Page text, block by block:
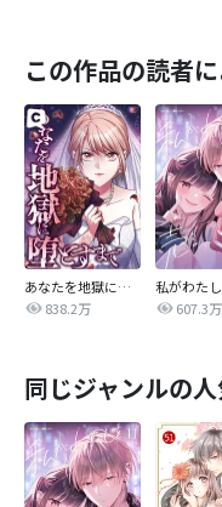
この作品の読者
あなたを地獄に堕とすまで
838.2万
607.3万
同じジャンルの